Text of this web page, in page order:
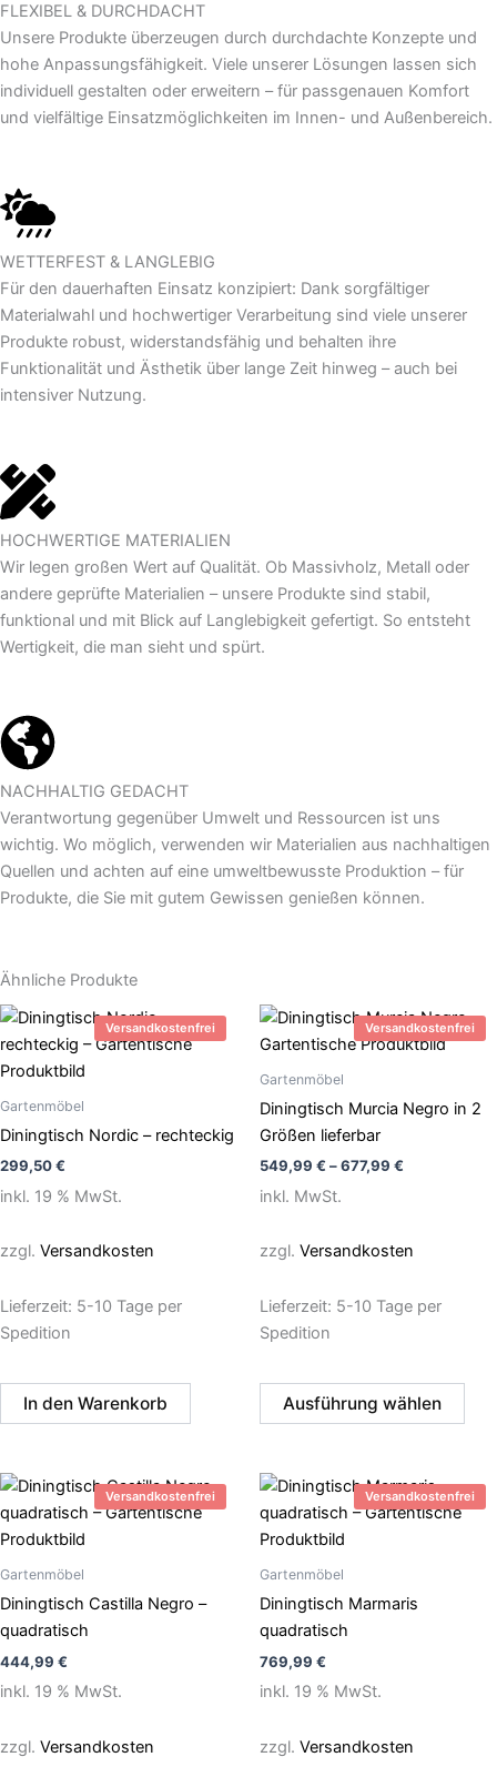
FLEXIBEL & DURCHDACHT
Unsere Produkte überzeugen durch durchdachte Konzepte und
hohe Anpassungsfähigkeit. Viele unserer Lösungen lassen sich
individuell gestalten oder erweitern – für passgenauen Komfort
und vielfältige Einsatzmöglichkeiten im Innen- und Außenbereich.
WETTERFEST & LANGLEBIG
Für den dauerhaften Einsatz konzipiert: Dank sorgfältiger
Materialwahl und hochwertiger Verarbeitung sind viele unserer
Produkte robust, widerstandsfähig und behalten ihre
Funktionalität und Ästhetik über lange Zeit hinweg – auch bei
intensiver Nutzung.
HOCHWERTIGE MATERIALIEN
Wir legen großen Wert auf Qualität. Ob Massivholz, Metall oder
andere geprüfte Materialien – unsere Produkte sind stabil,
funktional und mit Blick auf Langlebigkeit gefertigt. So entsteht
Wertigkeit, die man sieht und spürt.
NACHHALTIG GEDACHT
Verantwortung gegenüber Umwelt und Ressourcen ist uns
wichtig. Wo möglich, verwenden wir Materialien aus nachhaltigen
Quellen und achten auf eine umweltbewusste Produktion – für
Produkte, die Sie mit gutem Gewissen genießen können.
Ähnliche Produkte
Versandkostenfrei
Gartenmöbel
Diningtisch Nordic – rechteckig
299,50€
inkl. 19 % MwSt.
zzgl. Versandkosten
Lieferzeit: 5-10 Tage per
Spedition
In den Warenkorb
Versandkostenfrei
Gartenmöbel
Diningtisch Murcia Negro in 2
Größen lieferbar
549,99 € –677,99 €
inkl. MwSt.
zzgl. Versandkosten
Lieferzeit: 5-10 Tage per
Spedition
Ausführung wählen
Versandkostenfrei
Gartenmöbel
Diningtisch Castilla Negro –
quadratisch
444,99 €
inkl. 19 % MwSt.
zzgl. Versandkosten
Versandkostenfrei
Gartenmöbel
Diningtisch Marmaris
quadratisch
769,99 €
inkl. 19 % MwSt.
zzgl. Versandkosten